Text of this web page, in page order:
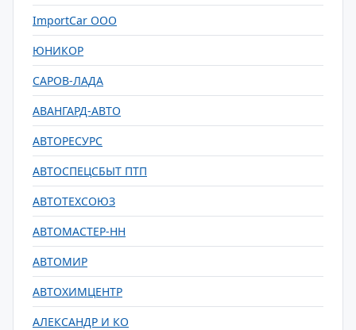
ImportCar ООО
ЮНИКОР
САРОВ-ЛАДА
АВАНГАРД-АВТО
АВТОРЕСУРС
АВТОСПЕЦСБЫТ ПТП
АВТОТЕХСОЮЗ
АВТОМАСТЕР-НН
АВТОМИР
АВТОХИМЦЕНТР
АЛЕКСАНДР И КО